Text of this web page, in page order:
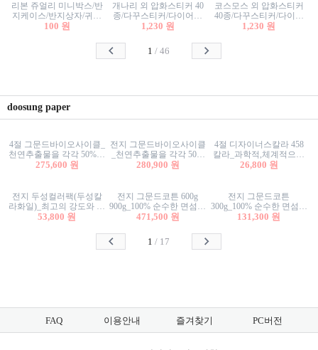
리본 쥬얼리 미니박스/반
지케이스/반지상자/귀걸
이상자/귀걸이박스/악세
100 원
개나리 외 압화스티커 40
종/다꾸스티커/다이어리
꾸미기/꽃스티커/자연물
1,230 원
코스모스 외 압화스티커
40종/다꾸스티커/다이어
리꾸미기/꽃스티커/자연
1,230 원
1 /46
doosung paper
4절 그문드바이오사이클_
천연추출물을 각각 50%이
상 함유한 친환경그래픽
275,600 원
전지 그문드바이오사이클
_천연추출물을 각각 50%
이상 함유한 친환경그래
280,900 원
4절 디자이너스칼라 458
칼라_과학적,체계적으로
분류된 200색을 갖춘 색지
26,800 원
전지 두성컬러팩(두성칼
라화일)_최고의 강도와 평
활성을 지닌 다양한 컬러
53,800 원
전지 그문드코튼 600g
900g_100% 순수한 면섬유
로 만든 친환경프리미엄
471,500 원
전지 그문드코튼
300g_100% 순수한 면섬유
로 만든 친환경프리미엄
131,300 원
1 / 17
FAQ 이용안내 즐겨찾기 PC버전